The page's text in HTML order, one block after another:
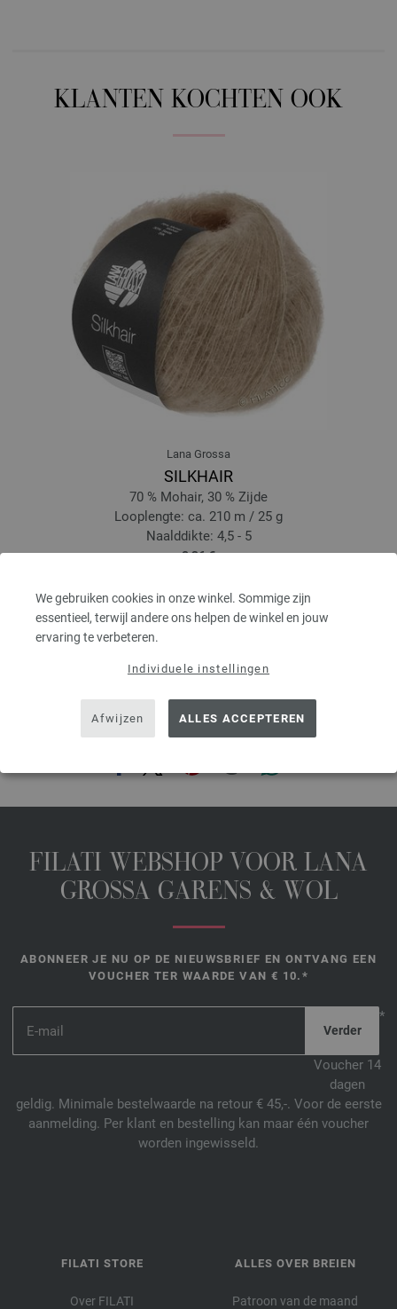
We gebruiken cookies in onze winkel. Sommige zijn
essentieel, terwijl andere ons helpen de winkel en jouw
ervaring te verbeteren.
Individuele instellingen
Afwijzen ALLES ACCEPTEREN
KLANTEN KOCHTEN OOK
Lana Grossa
SILKHAIR
70 % Mohair, 30 % Zijde
Looplengte: ca. 210 m / 25 g
Naalddikte: 4,5 - 5
8,36 €
prev next
FILATI WEBSHOP VOOR LANA
GROSSA GARENS & WOL
ABONNEER JE NU OP DE NIEUWSBRIEF EN ONTVANG EEN
VOUCHER TER WAARDE VAN € 10.*
*
Voucher 14
dagen
geldig. Minimale bestelwaarde na retour € 45,-. Voor de eerste
aanmelding. Per klant en bestelling kan maar één voucher
worden ingewisseld.
FILATI STORE
Over FILATI
ALLES OVER BREIEN
Patroon van de maand